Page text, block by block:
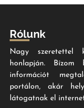
Rólunk
Nagy szeretettel
honlapján. Bízom
információt
portálon, akár
látogatnak el